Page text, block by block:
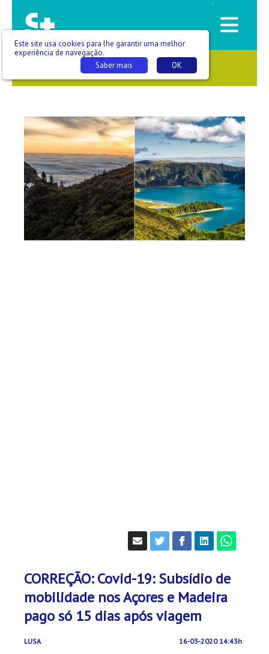
/
SAÚDE QUE SE VÊ
CORREÇÃO: Covid-19: Subsídio de
mobilidade nos Açores e Madeira
pago só 15 dias após viagem
LUSA 16-03-2020 14:43h
Este site usa cookies para lhe garantir uma melhor
experiência de navegação.
OK
Saber mais